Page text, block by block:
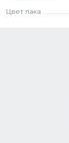
Цвет лака